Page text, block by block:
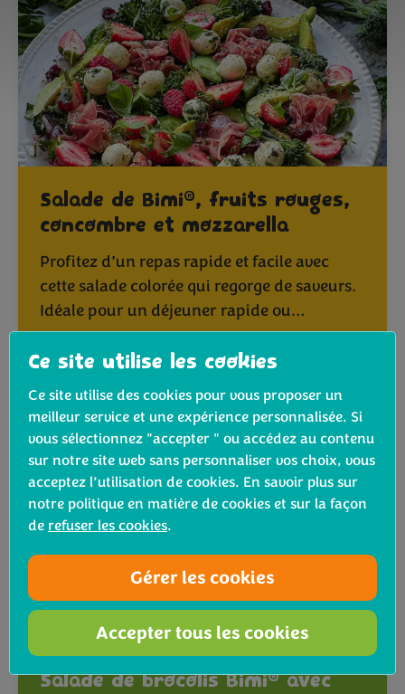
Salade de Bimi®, fruits rouges,
concombre et mozzarella
Profitez d’un repas rapide et facile avec
cette salade colorée qui regorge de saveurs.
Idéale pour un déjeuner rapide ou…
Voir la recette
Salade de brocolis Bimi®avec
Ce site utilise les cookies
Ce site utilise des cookies pour vous proposer un
meilleur service et une expérience personnalisée. Si
vous sélectionnez "accepter " ou accédez au contenu
sur notre site web sans personnaliser vos choix, vous
acceptez l’utilisation de cookies. En savoir plus sur
notre politique en matière de cookies et sur la façon
de refuser les cookies.
Gérer les cookies
Accepter tous les cookies